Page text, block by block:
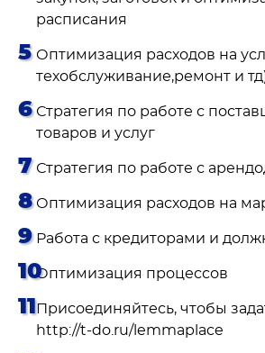
расписания
Оптимизация расходов на
техобслуживание,ремонт и
Стратегия по работе с
товаров и услуг
Стратегия по работе с
Оптимизация расходов на
Работа с кредиторами и
Оптимизация процессов
Присоединяйтесь, чтобы
http://t-do.ru/lemmaplace